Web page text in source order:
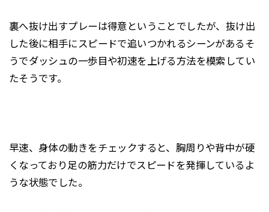
裏へ抜け出すプレーは得意ということでしたが、抜け出
した後に相手にスピードで追いつかれるシーンがあるそ
うでダッシュの一歩目や初速を上げる方法を模索してい
たそうです。
早速、身体の動きをチェックすると、胸周りや背中が硬
くなっており足の筋力だけでスピードを発揮しているよ
うな状態でした。